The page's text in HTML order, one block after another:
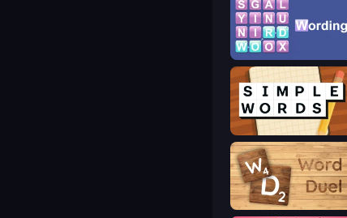
Wording
Simple Words
Word Duel